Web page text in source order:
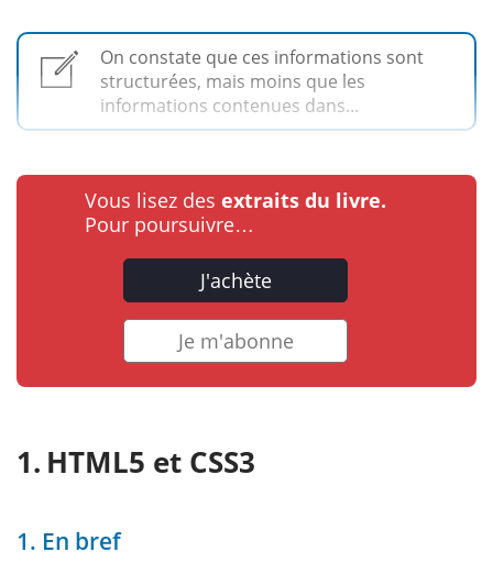
On constate que ces informations sont
structurées, mais moins que les
informations contenues dans...
Vous lisez des extraits du livre.
Pour poursuivre…
J'achète
Je m'abonne
HTML5 et CSS3
1. En bref